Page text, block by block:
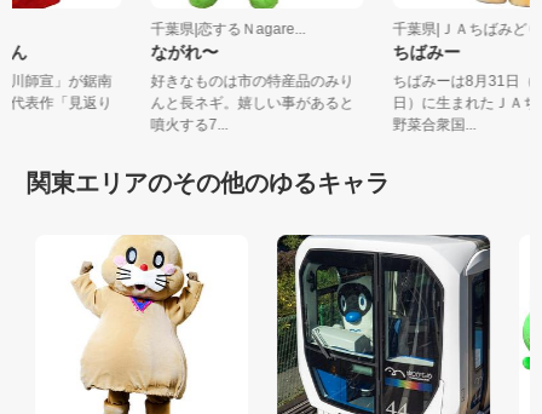
ん
菱川師宣」が鋸南
、代表作「見返り
千葉県|恋するＮagare...
ながれ〜
好きなものは市の特産品のみり
んと長ネギ。嬉しい事があると
噴火する7...
千葉県|ＪＡちばみ
ちばみー
ちばみーは8月31日
日）に生まれたＪ
野菜合衆国...
関東エリアのその他のゆるキャラ